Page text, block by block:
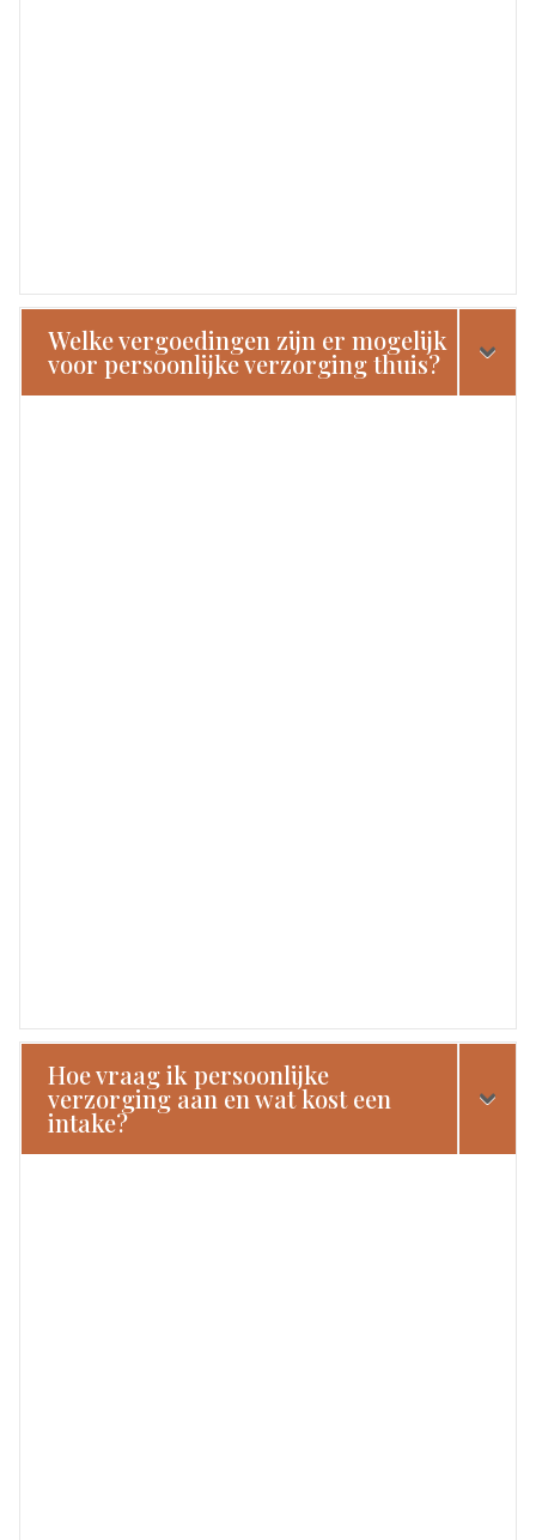
Welke vergoedingen zijn er mogelijk
voor persoonlijke verzorging thuis?
Hoe vraag ik persoonlijke
verzorging aan en wat kost een
intake?